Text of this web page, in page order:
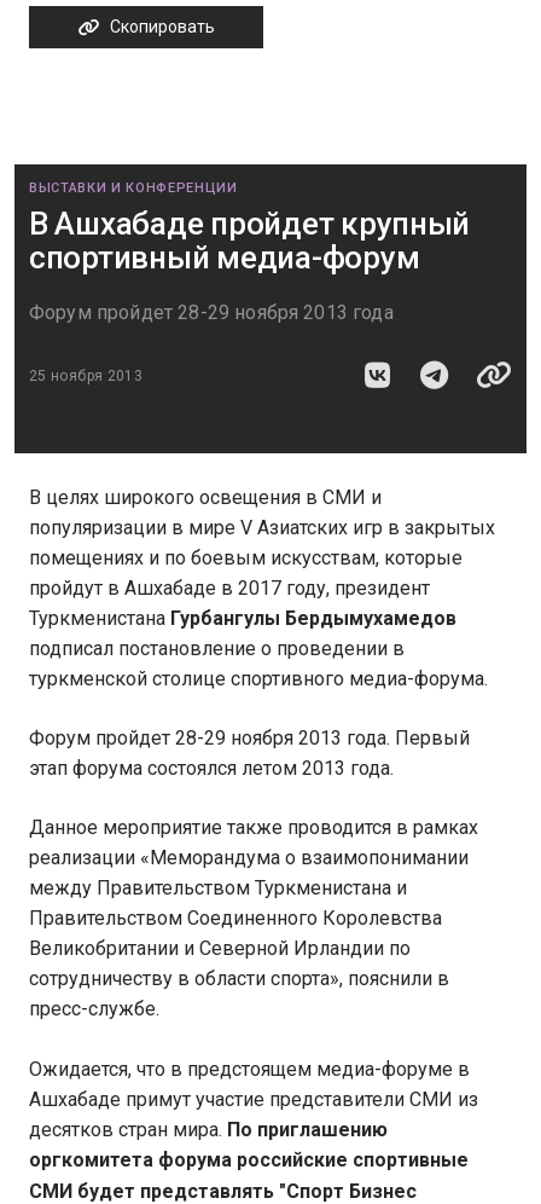
Скопировать
ВЫСТАВКИ И КОНФЕРЕНЦИИ
В Ашхабаде пройдет крупный
спортивный медиа-форум
Форум пройдет 28-29 ноября 2013 года
25 ноября 2013
В целях широкого освещения в СМИ и
популяризации в мире V Азиатских игр в закрытых
помещениях и по боевым искусствам, которые
пройдут в Ашхабаде в 2017 году, президент
Туркменистана Гурбангулы Бердымухамедов
подписал постановление о проведении в
туркменской столице спортивного медиа-форума.
Форум пройдет 28-29 ноября 2013 года. Первый
этап форума состоялся летом 2013 года.
Данное мероприятие также проводится в рамках
реализации «Меморандума о взаимопонимании
между Правительством Туркменистана и
Правительством Соединенного Королевства
Великобритании и Северной Ирландии по
сотрудничеству в области спорта», пояснили в
пресс-службе.
Ожидается, что в предстоящем медиа-форуме в
Ашхабаде примут участие представители СМИ из
десятков стран мира. По приглашению
оргкомитета форума российские спортивные
СМИ будет представлять "Спорт Бизнес